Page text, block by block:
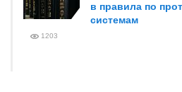
в правила по
системам
1203